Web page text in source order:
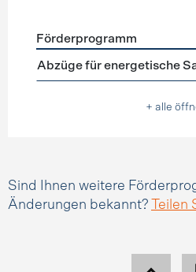
Förderprogramme
Förderprogramm
Abzüge für energetische
+ alle
Sind Ihnen weitere
Änderungen bekannt?